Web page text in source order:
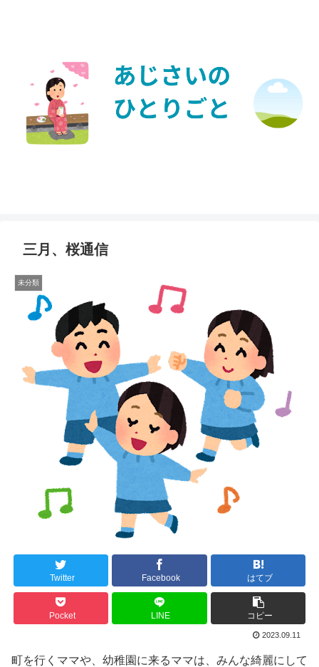
三月、桜通信
未分類
Twitter Facebook はてブ
Pocket LINE コピー
2023.09.11
町を行くママや、幼稚園に来るママは、みんな綺麗にして